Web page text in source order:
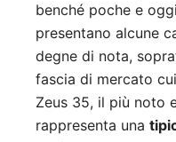
benché poche e
presentano alcune
degne di nota,
fascia di mercato
Zeus 35, il più noto
rappresenta una